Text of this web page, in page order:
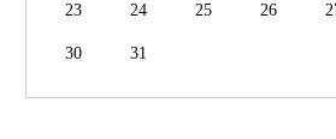
23 24 25 26
30 31